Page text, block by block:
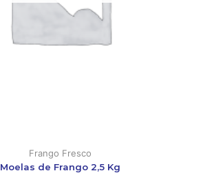
Frango Fresco
Moelas de Frango 2,5 Kg